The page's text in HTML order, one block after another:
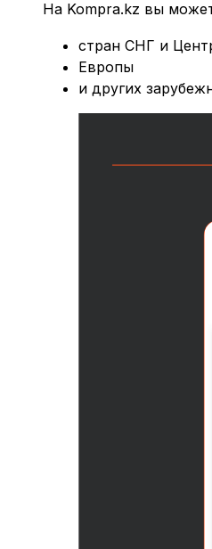
На Kompra.kz вы
стран СНГ и
Европы
и других